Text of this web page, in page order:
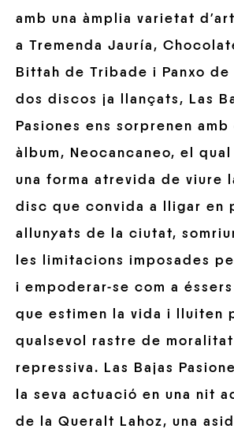
amb una àmplia varietat
a Tremenda Jauría,
Bittah de Tribade i Panxo de
dos discos ja llançats, Las
Pasiones ens sorprenen
àlbum, Neocancaneo, el
una forma atrevida de viure
disc que convida a lligar en
allunyats de la ciutat,
les limitacions imposades
i empoderar-se com a éssers
que estimen la vida i lluiten
qualsevol rastre de moralitat
repressiva. Las Bajas
la seva actuació en una nit
de la Queralt Lahoz, una